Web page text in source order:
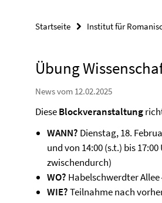
Startseite Institut für
Übung
News vom 12.02.2025
DieseBlockveranstaltung
WANN? Dienstag, 18.
und von 14:00 (s.t.) bis
zwischendurch)
WO? Habelschwerdter
WIE?Teilnahme nach